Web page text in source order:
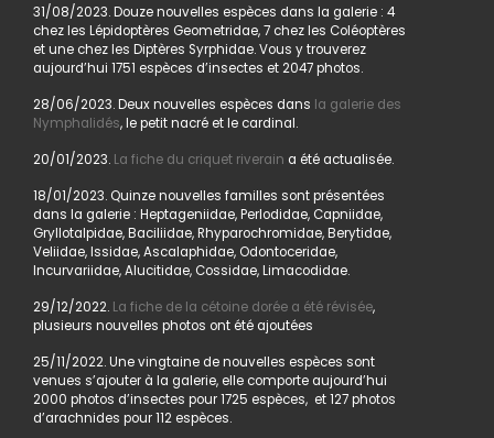
31/08/2023. Douze nouvelles espèces dans la galerie : 4
chez les Lépidoptères Geometridae, 7 chez les Coléoptères
et une chez les Diptères Syrphidae. Vous y trouverez
aujourd’hui 1751 espèces d’insectes et 2047 photos.
28/06/2023. Deux nouvelles espèces dans la galerie des
Nymphalidés, le petit nacré et le cardinal.
20/01/2023. La fiche du criquet riverain a été actualisée.
18/01/2023. Quinze nouvelles familles sont présentées
dans la galerie : Heptageniidae, Perlodidae, Capniidae,
Gryllotalpidae, Baciliidae, Rhyparochromidae, Berytidae,
Veliidae, Issidae, Ascalaphidae, Odontoceridae,
Incurvariidae, Alucitidae, Cossidae, Limacodidae.
29/12/2022. La fiche de la cétoine dorée a été révisée,
plusieurs nouvelles photos ont été ajoutées
25/11/2022. Une vingtaine de nouvelles espèces sont
venues s’ajouter à la galerie, elle comporte aujourd’hui
2000 photos d’insectes pour 1725 espèces, et 127 photos
d’arachnides pour 112 espèces.